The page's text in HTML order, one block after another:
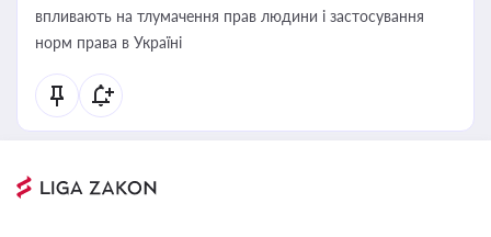
впливають на тлумачення прав людини і застосування
норм права в Україні